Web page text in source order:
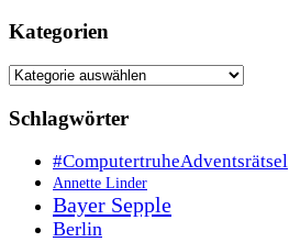
Kategorien
Kategorien
Schlagwörter
#ComputertruheAdventsrätsel
Annette Linder
Bayer Sepple
Berlin